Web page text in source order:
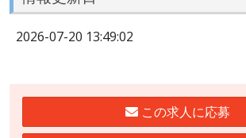
2026-07-20 13:49:02
この求人に応募